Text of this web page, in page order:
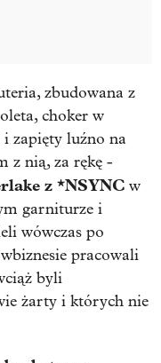
zbudowana z
choker w
i zapięty luźno na
z nią, za rękę -
z *NSYNC w
garniturze i
wówczas po
pracowali
byli
żarty i których nie